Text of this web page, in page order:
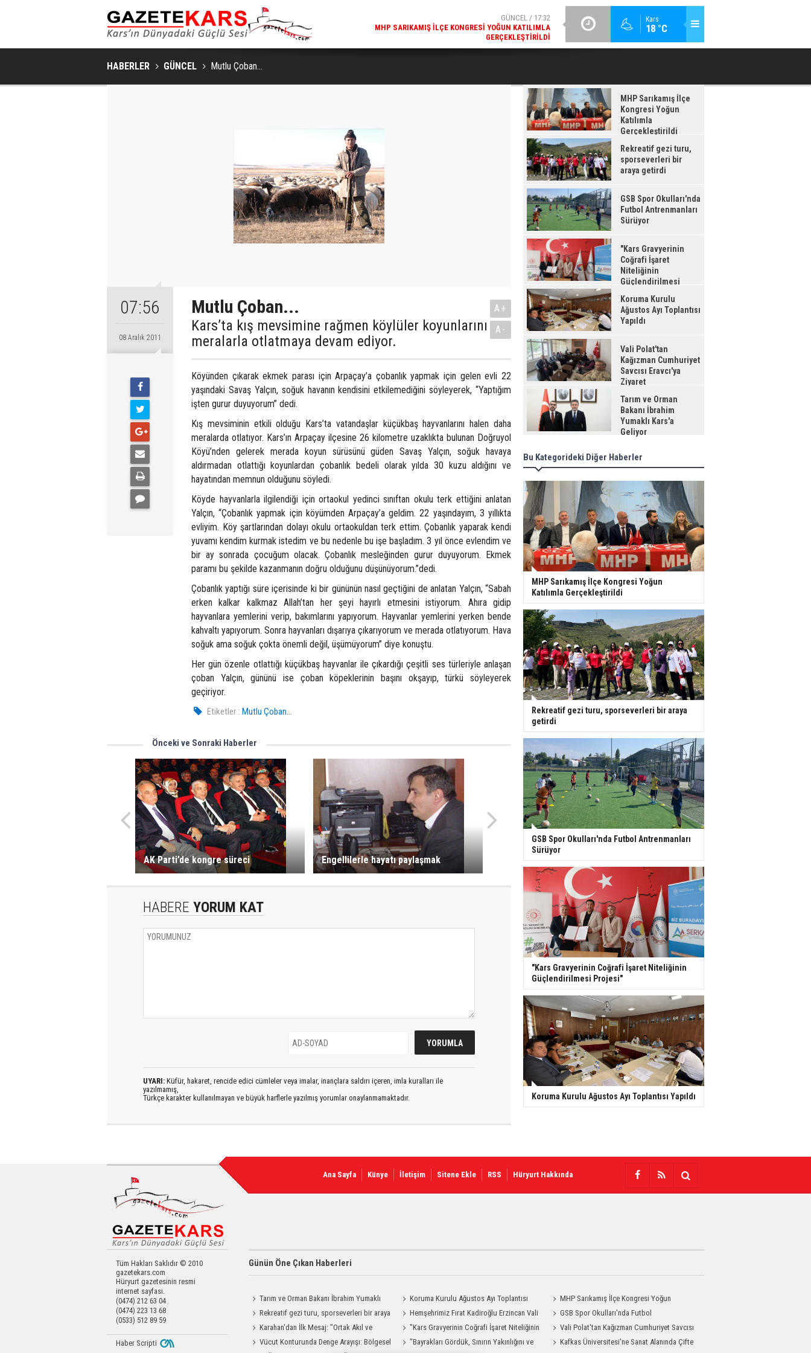
Kars
18 °C
GÜNCEL / 17:08
REKREATIF GEZI TURU, SPORSEVERLERI BIR ARAYA GETIRDI
GSB SPOR OKULLARI'NDA FUTBOL ANTRENMANLARI SÜRÜYOR
HABERLER GÜNCEL Mutlu Çoban...
07:56
08 Aralık 2011
Mutlu Çoban...
Kars’ta kış mevsimine rağmen köylüler koyunlarını
meralarla otlatmaya devam ediyor.
A+
A-
Köyünden çıkarak ekmek parası için Arpaçay’a çobanlık yapmak için gelen evli 22
yaşındaki Savaş Yalçın, soğuk havanın kendisini etkilemediğini söyleyerek, “Yaptığım
işten gurur duyuyorum” dedi.
Kış mevsiminin etkili olduğu Kars’ta vatandaşlar küçükbaş hayvanlarını halen daha
meralarda otlatıyor. Kars’ın Arpaçay ilçesine 26 kilometre uzaklıkta bulunan Doğruyol
Köyü’nden gelerek merada koyun sürüsünü güden Savaş Yalçın, soğuk havaya
aldırmadan otlattığı koyunlardan çobanlık bedeli olarak yılda 30 kuzu aldığını ve
hayatından memnun olduğunu söyledi.
Köyde hayvanlarla ilgilendiği için ortaokul yedinci sınıftan okulu terk ettiğini anlatan
Yalçın, “Çobanlık yapmak için köyümden Arpaçay’a geldim. 22 yaşındayım, 3 yıllıkta
evliyim. Köy şartlarından dolayı okulu ortaokuldan terk ettim. Çobanlık yaparak kendi
yuvamı kendim kurmak istedim ve bu nedenle bu işe başladım. 3 yıl önce evlendim ve
bir ay sonrada çocuğum olacak. Çobanlık mesleğinden gurur duyuyorum. Ekmek
paramı bu şekilde kazanmanın doğru olduğunu düşünüyorum.”dedi.
Çobanlık yaptığı süre içerisinde ki bir gününün nasıl geçtiğini de anlatan Yalçın, “Sabah
erken kalkar kalkmaz Allah’tan her şeyi hayırlı etmesini istiyorum. Ahıra gidip
hayvanlara yemlerini verip, bakımlarını yapıyorum. Hayvanlar yemlerini yerken bende
kahvaltı yapıyorum. Sonra hayvanları dışarıya çıkarıyorum ve merada otlatıyorum. Hava
soğuk ama soğuk çokta önemli değil, üşümüyorum” diye konuştu.
Her gün özenle otlattığı küçükbaş hayvanlar ile çıkardığı çeşitli ses türleriyle anlaşan
çoban Yalçın, gününü ise çoban köpeklerinin başını okşayıp, türkü söyleyerek
geçiriyor.
Etiketler : Mutlu Çoban...
Önceki ve Sonraki Haberler
AK Parti’de kongre süreci Engellilerle hayatı paylaşmak
HABERE YORUM KAT
UYARI: Küfür, hakaret, rencide edici cümleler veya imalar, inançlara saldırı içeren, imla kuralları ile
yazılmamış,
Türkçe karakter kullanılmayan ve büyük harflerle yazılmış yorumlar onaylanmamaktadır.
MHP Sarıkamış İlçe
Kongresi Yoğun
Katılımla
Gerçekleştirildi
Rekreatif gezi turu,
sporseverleri bir
araya getirdi
GSB Spor Okulları'nda
Futbol Antrenmanları
Sürüyor
"Kars Gravyerinin
Coğrafi İşaret
Niteliğinin
Güçlendirilmesi
Projesi"
Koruma Kurulu
Ağustos Ayı Toplantısı
Yapıldı
Vali Polat'tan
Kağızman Cumhuriyet
Savcısı Eravcı'ya
Ziyaret
Tarım ve Orman
Bakanı İbrahim
Yumaklı Kars'a
Geliyor
Bu Kategorideki Diğer Haberler
MHP Sarıkamış İlçe Kongresi Yoğun
Katılımla Gerçekleştirildi
Rekreatif gezi turu, sporseverleri bir araya
getirdi
GSB Spor Okulları'nda Futbol Antrenmanları
Sürüyor
"Kars Gravyerinin Coğrafi İşaret Niteliğinin
Güçlendirilmesi Projesi"
Koruma Kurulu Ağustos Ayı Toplantısı Yapıldı
Ana Sayfa Künye İletişim Sitene Ekle RSS Hüryurt Hakkında
Tüm Hakları Saklıdır © 2010
gazetekars.com
Hüryurt gazetesinin resmi
internet sayfası.
(0474) 212 63 04
(0474) 223 13 68
(0533) 512 89 59
Günün Öne Çıkan Haberleri
Tarım ve Orman Bakanı İbrahim Yumaklı
Kars'a Geliyor
Koruma Kurulu Ağustos Ayı Toplantısı
Yapıldı
MHP Sarıkamış İlçe Kongresi Yoğun
Katılımla Gerçekleştirildi
Rekreatif gezi turu, sporseverleri bir araya
getirdi
Hemşehrimiz Fırat Kadiroğlu Erzincan Vali
Yardımcılığına Atandı
GSB Spor Okulları'nda Futbol
Antrenmanları Sürüyor
Karahan'dan İlk Mesaj: "Ortak Akıl ve
Dayanışmayla Çalışacağız"
"Kars Gravyerinin Coğrafi İşaret Niteliğinin
Güçlendirilmesi Projesi"
Vali Polat'tan Kağızman Cumhuriyet Savcısı
Eravcı'ya Ziyaret
Vücut Konturunda Denge Arayışı: Bölgesel
"Bayrakları Gördük, Sınırın Yakınlığını ve
Kafkas Üniversitesi'ne Sanat Alanında Çifte
Haber Scripti